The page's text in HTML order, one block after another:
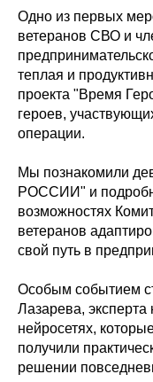
Одно из первых
ветеранов СВО и
теплая и
проекта "Время
героев,
операции.
Мы познакомили
РОССИИ" и
возможностях
ветеранов
свой путь в
Особым событием
Лазарева,
нейросетях,
получили
решении